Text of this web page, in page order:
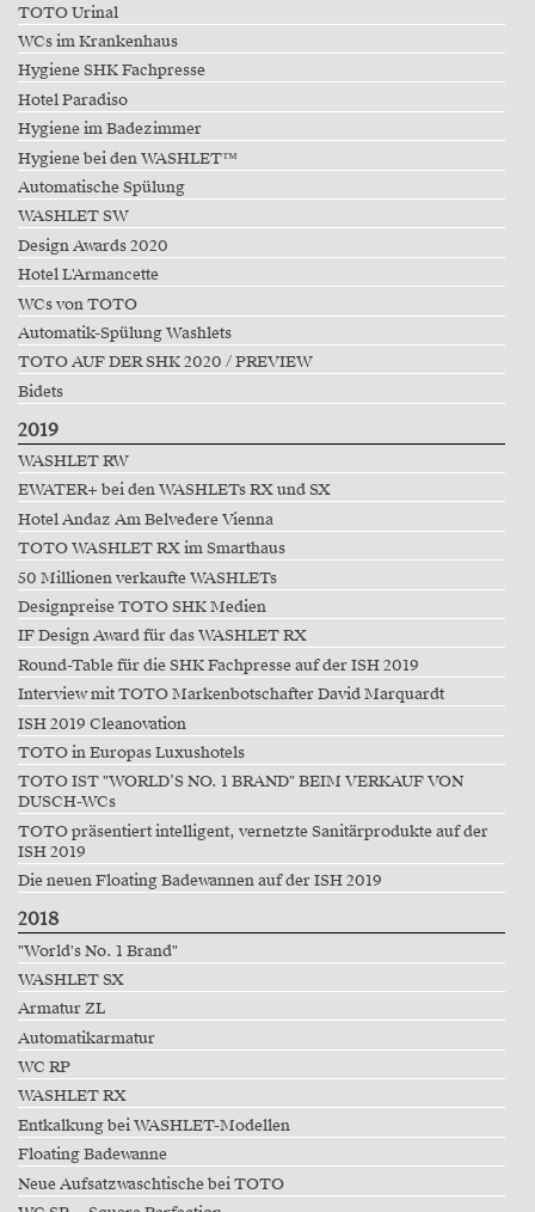
TOTO Urinal
WCs im Krankenhaus
Hygiene SHK Fachpresse
Hotel Paradiso
Hygiene im Badezimmer
Hygiene bei den WASHLET™
Automatische Spülung
WASHLET SW
Design Awards 2020
Hotel L'Armancette
WCs von TOTO
Automatik-Spülung Washlets
TOTO AUF DER SHK 2020 / PREVIEW
Bidets
2019
WASHLET RW
EWATER+ bei den WASHLETs RX und SX
Hotel Andaz Am Belvedere Vienna
TOTO WASHLET RX im Smarthaus
50 Millionen verkaufte WASHLETs
Designpreise TOTO SHK Medien
IF Design Award für das WASHLET RX
Round-Table für die SHK Fachpresse auf der ISH 2019
Interview mit TOTO Markenbotschafter David Marquardt
ISH 2019 Cleanovation
TOTO in Europas Luxushotels
TOTO IST "WORLD’S NO. 1 BRAND" BEIM VERKAUF VON
DUSCH-WCs
TOTO präsentiert intelligent, vernetzte Sanitärprodukte auf der
ISH 2019
Die neuen Floating Badewannen auf der ISH 2019
2018
"World's No. 1 Brand"
WASHLET SX
Armatur ZL
Automatikarmatur
WC RP
WASHLET RX
Entkalkung bei WASHLET-Modellen
Floating Badewanne
Neue Aufsatzwaschtische bei TOTO